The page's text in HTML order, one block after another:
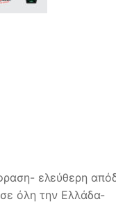
ελεύθερη
σε όλη την Ελλάδα-